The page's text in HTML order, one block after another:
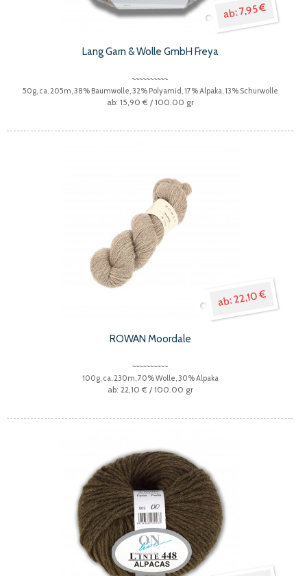
7,95 €
Lang Garn & Wolle GmbH Freya
50g, ca. 205m, 38% Baumwolle, 32% Polyamid, 17% Alpaka, 13% Schurwolle
15,90 € / 100.00 gr
22,10 €
ROWAN Moordale
100g, ca. 230m, 70% Wolle, 30% Alpaka
22,10 € / 100.00 gr